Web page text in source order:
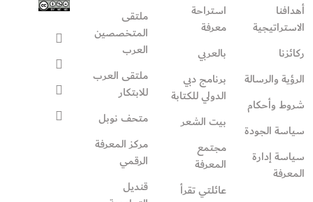
أهدافنا
الاستراتيجية
ركائزنا
الرؤية والرسالة
شروط وأحكام
سياسة الجودة
سياسة إدارة
المعرفة
استراحة
معرفة
بالعربي
برنامج دبي
الدولي للكتابة
بيت الشعر
مجتمع
المعرفة
عائلتي تقرأ‎
ملتقى
المتخصصين
العرب
ملتقى العرب
للابتكار
متحف نوبل
مركز المعرفة
الرقمي
قنديل